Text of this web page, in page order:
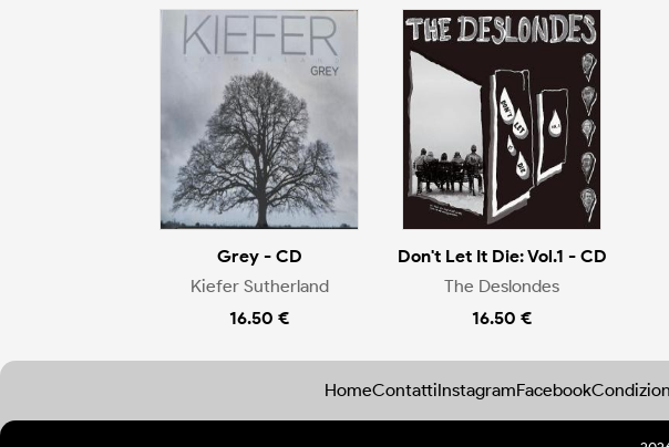
Grey - CD
Kiefer Sutherland
16.50 €
Don't Let It Die: Vol.1 - CD
The Deslondes
16.50 €
HomeContattiInstagramFacebook